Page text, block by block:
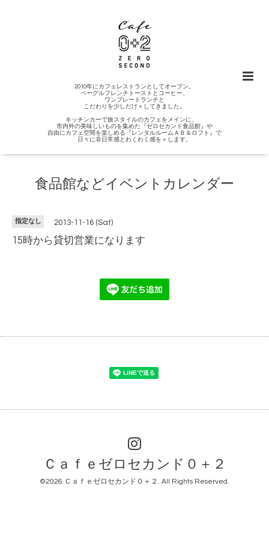
2010年にカフェレストランとしてオープン。
ベーグルフレンチトーストとコーヒー、
ワンプレートランチと
こだわりを少しだけ＋してきました。
キッチンカーで旅スタイルのカフェをメインに、
市内外の美味しいものを集めた『ゼロセカンド食品館』や
自由にカフェ空間を楽しめる『レンタルルームＡＢ＆ロフト』で
日々に非日常感とわくわく感を＋します。
食品館などイベントカレンダー
指定なし 2013-11-16 (Sat)
15時から貸切営業になります
Ｃａｆｅゼロセカンド０＋２
©2026 Ｃａｆｅゼロセカンド０＋２ . All Rights Reserved.